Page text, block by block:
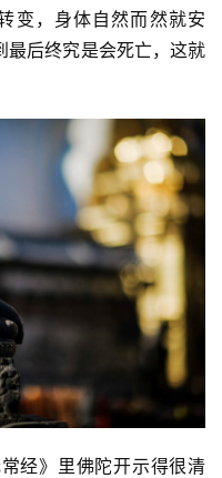
变，身体自然而然就安
最后终究是会死亡，这就
经》里佛陀开示得很清